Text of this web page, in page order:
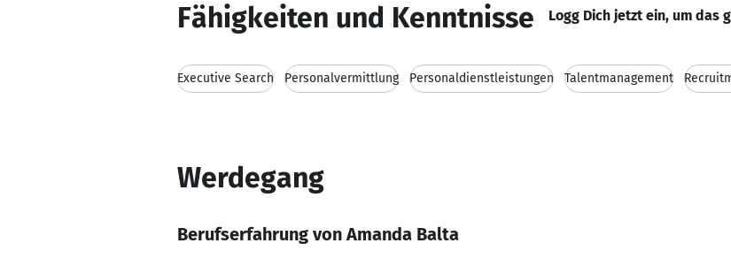
Fähigkeiten und Kenntnisse Logg Dich jetzt ein, um das
Executive Search Personalvermittlung Personaldienstleistungen Talentmanagement
Werdegang
Berufserfahrung von Amanda Balta